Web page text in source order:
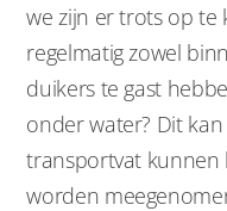
we zijn er trots op te
regelmatig zowel
duikers te gast
onder water? Dit kan
transportvat kunnen
worden